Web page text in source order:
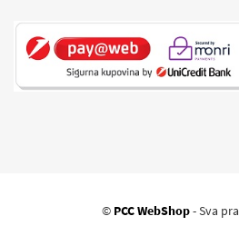
© PCC WebShop- Sva